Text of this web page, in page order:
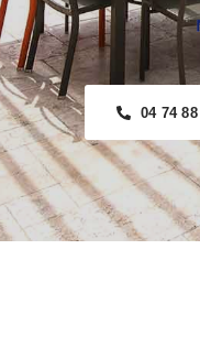
04 74